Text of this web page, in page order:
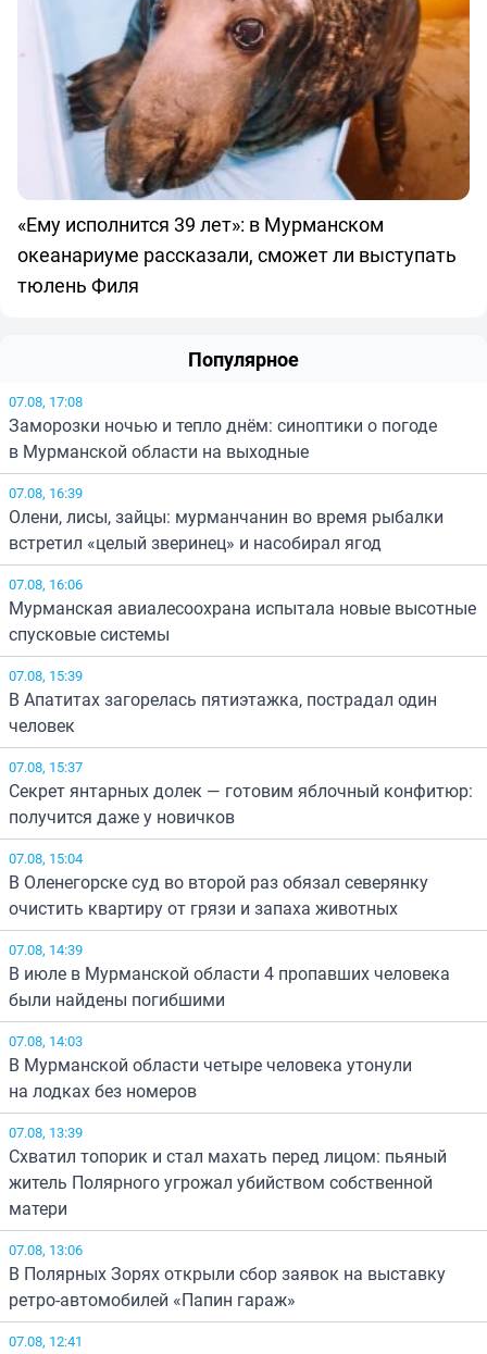
«Ему исполнится 39 лет»: в Мурманском
океанариуме рассказали, сможет ли выступать
тюлень Филя
Популярное
07.08, 17:08
Заморозки ночью и тепло днём: синоптики о погоде
в Мурманской области на выходные
07.08, 16:39
Олени, лисы, зайцы: мурманчанин во время рыбалки
встретил «целый зверинец» и насобирал ягод
07.08, 16:06
Мурманская авиалесоохрана испытала новые высотные
спусковые системы
07.08, 15:39
В Апатитах загорелась пятиэтажка, пострадал один
человек
07.08, 15:37
Секрет янтарных долек — готовим яблочный конфитюр:
получится даже у новичков
07.08, 15:04
В Оленегорске суд во второй раз обязал северянку
очистить квартиру от грязи и запаха животных
07.08, 14:39
В июле в Мурманской области 4 пропавших человека
были найдены погибшими
07.08, 14:03
В Мурманской области четыре человека утонули
на лодках без номеров
07.08, 13:39
Схватил топорик и стал махать перед лицом: пьяный
житель Полярного угрожал убийством собственной
матери
07.08, 13:06
В Полярных Зорях открыли сбор заявок на выставку
ретро-автомобилей «Папин гараж»
07.08, 12:41